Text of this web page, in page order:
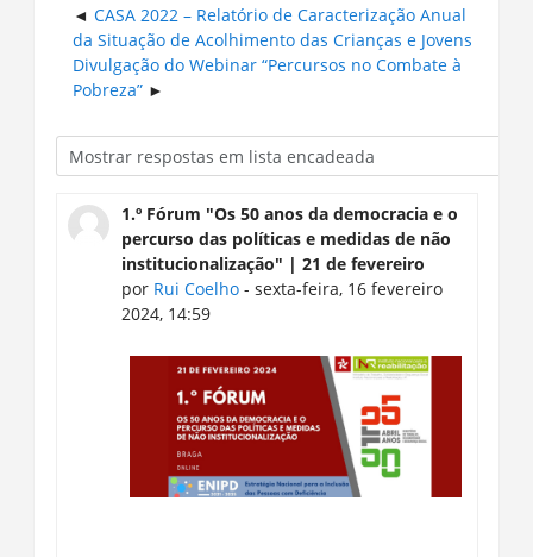
CASA 2022 – Relatório de Caracterização Anual
da Situação de Acolhimento das Crianças e Jovens
Divulgação do Webinar “Percursos no Combate à
Pobreza”
1.º Fórum "Os 50 anos da democracia e o
percurso das políticas e medidas de não
institucionalização" | 21 de fevereiro
por Rui Coelho- sexta-feira, 16 fevereiro
2024, 14:59